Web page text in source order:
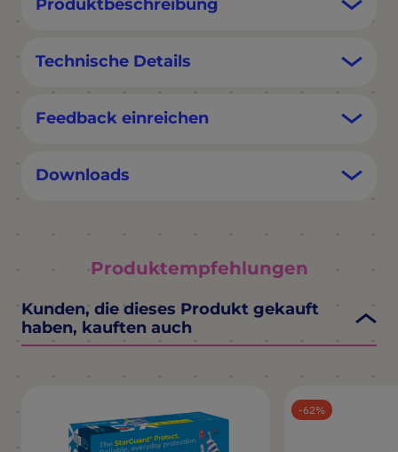
Produktbeschreibung
Technische Details
Feedback einreichen
Downloads
Produktempfehlungen
Kunden, die dieses Produkt gekauft
haben, kauften auch
62